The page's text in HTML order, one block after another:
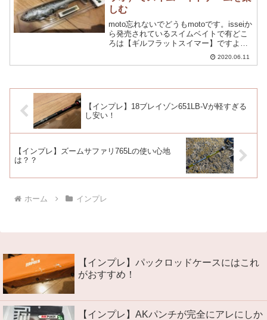
しむ
moto忘れないでどうもmotoです。isseiか
ら発売されているスイムベイトで有どこ
ろは【ギルフラットスイマー】ですよ
ね。ギルフラットスイマーが発売さて、
結構マサウオの存在が忘れ去られている
2020.06.11
【インプレ】18ブレイゾン651LB-Vが軽すぎる
し安い！
【インプレ】ズームサファリ765Lの使い心地
は？？
ホーム インプレ
【インプレ】パックロッドケースにはこれ
がおすすめ！
【インプレ】AKパンチが完全にアレにしか